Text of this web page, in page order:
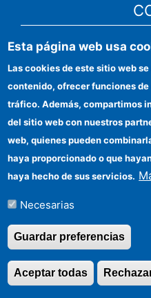
CSIC
©Copyright 2026 Todos
Esta página web usa
Las cookies de este sitio web
contenido, ofrecer funciones
tráfico. Además, compartimos
del sitio web con nuestros
web, quienes pueden
haya proporcionado o que
haya hecho de sus servicios.
Necesarias
Guardar preferencias
Aceptar todas